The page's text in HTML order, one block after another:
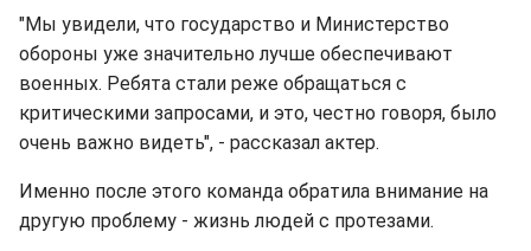
"Мы увидели, что государство и Министерство
обороны уже значительно лучше обеспечивают
военных. Ребята стали реже обращаться с
критическими запросами, и это, честно говоря, было
очень важно видеть", - рассказал актер.
Именно после этого команда обратила внимание на
другую проблему - жизнь людей с протезами.